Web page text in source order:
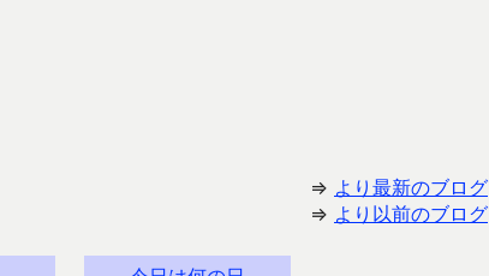
⇒ より最新のブログ
⇒ より以前のブログ